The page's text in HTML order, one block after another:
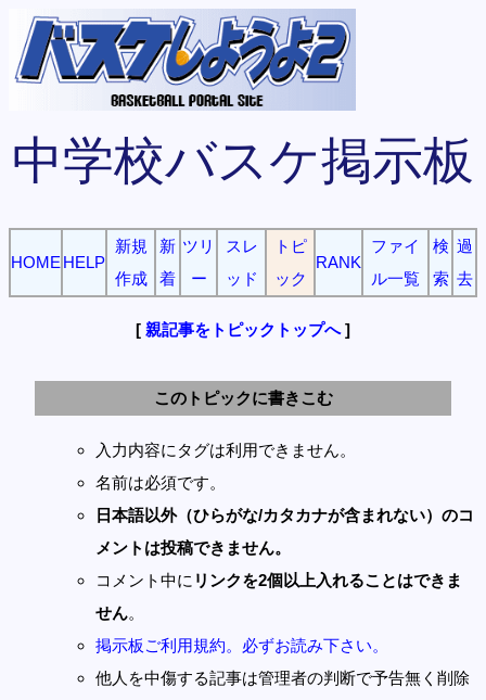
中学校バスケ掲示板
HOME HELP
新規
作成
新
着
ツリ
ー
スレ
ッド
トピ
ック
RANK
ファイ
ル一覧
検
索
過
去
[ 親記事をトピックトップへ]
このトピックに書きこむ
入力内容にタグは利用できません。
名前は必須です。
日本語以外（ひらがな/カタカナが含まれない）のコ
メントは投稿できません。
コメント中に リンクを2個以上入れることはできま
せん。
掲示板ご利用規約。必ずお読み下さい。
他人を中傷する記事は管理者の判断で予告無く削除